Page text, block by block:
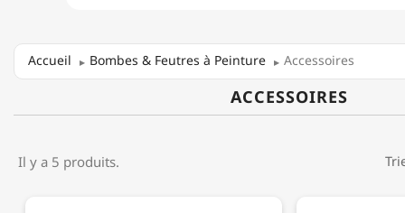
Accueil Bombes & Feutres à Peinture Accessoires
ACCESSOIRES
Il y a 5 produits.